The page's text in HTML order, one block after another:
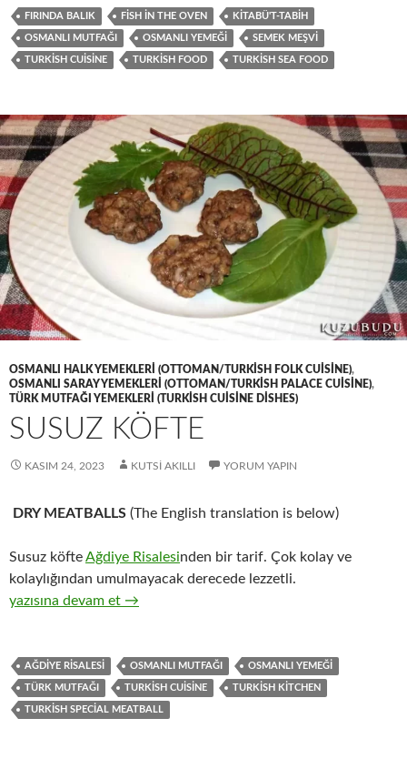
FIRINDA BALIK FISH IN THE OVEN KITABÜ'T-TABIH
OSMANLI MUTFAĞI OSMANLI YEMEĞI SEMEK MEŞVI
TURKISH CUISINE TURKISH FOOD TURKISH SEA FOOD
OSMANLI HALK YEMEKLERI (OTTOMAN/TURKISH FOLK CUISINE),
OSMANLI SARAY YEMEKLERI (OTTOMAN/TURKISH PALACE CUISINE),
TÜRK MUTFAĞI YEMEKLERI (TURKISH CUISINE DISHES)
SUSUZ KÖFTE
KASIM 24, 2023 KUTSI AKILLI YORUM YAPIN
DRY MEATBALLS (The English translation is below)
Susuz köfteAğdiye Risalesinden bir tarif. Çok kolay ve
kolaylığından umulmayacak derecede lezzetli.
SUSUZ KÖFTE
yazısına devam et →
AĞDIYE RISALESI OSMANLI MUTFAĞI OSMANLI YEMEĞI
TÜRK MUTFAĞI TURKISH CUISINE TURKISH KITCHEN
TURKISH SPECIAL MEATBALL